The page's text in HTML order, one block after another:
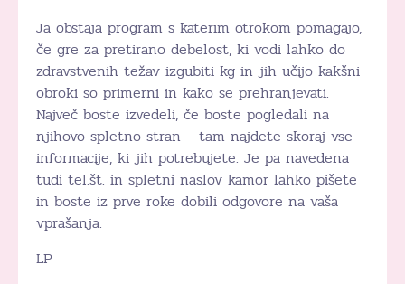
Ja obstaja program s katerim otrokom pomagajo,
če gre za pretirano debelost, ki vodi lahko do
zdravstvenih težav izgubiti kg in jih učijo kakšni
obroki so primerni in kako se prehranjevati.
Največ boste izvedeli, če boste pogledali na
njihovo spletno stran – tam najdete skoraj vse
informacije, ki jih potrebujete. Je pa navedena
tudi tel.št. in spletni naslov kamor lahko pišete
in boste iz prve roke dobili odgovore na vaša
vprašanja.
LP